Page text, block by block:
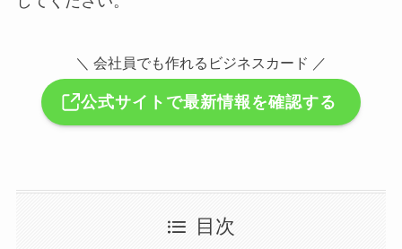
＼ 会社員でも作れるビジネスカード ／
公式サイトで最新情報を確認する
目次